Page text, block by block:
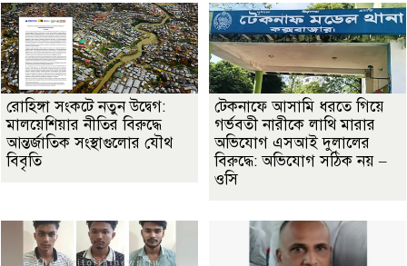
রোহিঙ্গা সংকটে নতুন উদ্বেগ:
মালয়েশিয়ার নীতির বিরুদ্ধে
আন্তর্জাতিক সংস্থাগুলোর যৌথ
বিবৃতি
টেকনাফে আসামি ধরতে গিয়ে
গর্ভবতী নারীকে লাথি মারার
অভিযোগ এসআই দুলালের
বিরুদ্ধে: অভিযোগ সঠিক নয় –
ওসি